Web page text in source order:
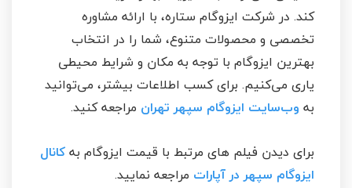
کند. در شرکت ایزوگام ستاره، با ارائه مشاوره
تخصصی و محصولات متنوع، شما را در انتخاب
بهترین ایزوگام با توجه به مکان و شرایط محیطی
یاری می‌کنیم. برای کسب اطلاعات بیشتر، می‌توانید
به وب‌سایت ایزوگام سپهر تهران مراجعه کنید.
برای دیدن فیلم های مرتبط با قیمت ایزوگام بهکانال
ایزوگام سپهر در آپارات مراجعه نمایید.